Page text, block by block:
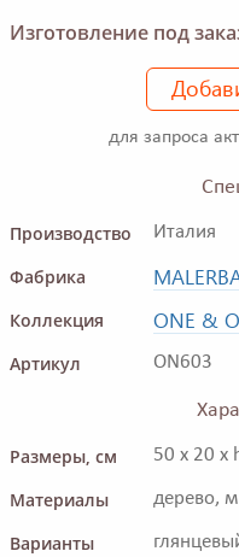
Изготовление под
для запроса
Производство
Италия
Фабрика
Коллекция ONE &
Артикул ON603
Размеры, см
50 x 20 x
Материалы дерево,
Варианты